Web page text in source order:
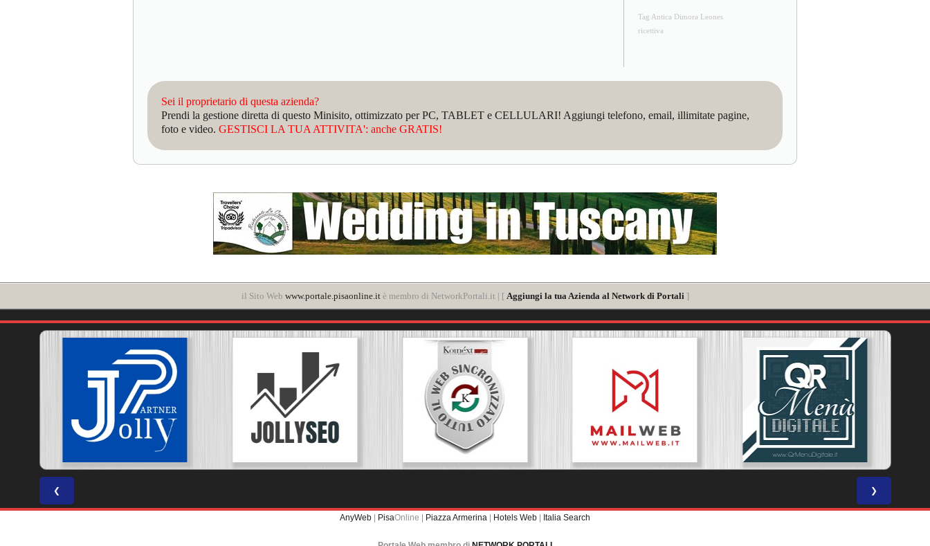
Tag Antica Dimora Leones
ricettiva
Sei il proprietario di questa azienda?
Prendi la gestione diretta di questo Minisito, ottimizzato per PC, TABLET e CELLULARI! Aggiungi telefono, email, illimitate pagine,
foto e video. GESTISCI LA TUA ATTIVITA': anche GRATIS!
il Sito Web www.portale.pisaonline.itè membro di NetworkPortali.it | [ Aggiungi la tua Azienda al Network di Portali ]
❮ ❯
AnyWeb | PisaOnline | Piazza Armerina | Hotels Web | Italia Search